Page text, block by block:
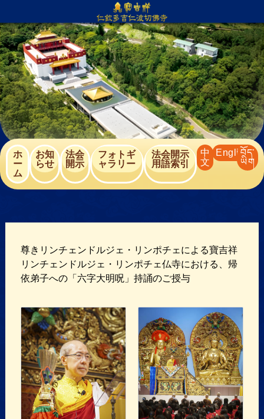
容
を
ス
キ
ッ
プ
ホ
ー
ム
お知
らせ
法会
開⽰
フォトギ
ャラリー
法会開示
用語索引
中
文
English
བོད་
ཡིག
尊きリンチェンドルジェ・リンポチェによる寶吉祥
リンチェンドルジェ・リンポチェ仏寺における、帰
依弟子への「六字大明呪」持誦のご授与